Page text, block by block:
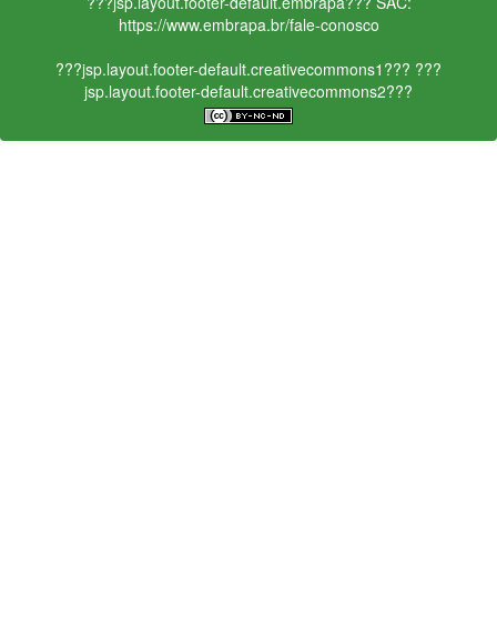
https://www.embrapa.br/fale-conosco
???jsp.layout.footer-default.creativecommons1??? ???
jsp.layout.footer-default.creativecommons2???